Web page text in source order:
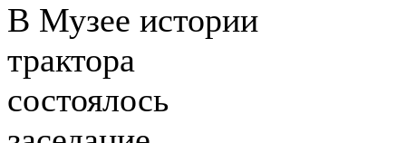
В Музее истории
трактора
состоялось